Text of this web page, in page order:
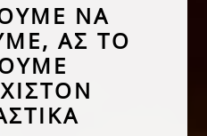
ΝΑ
ΑΣ ΤΟ